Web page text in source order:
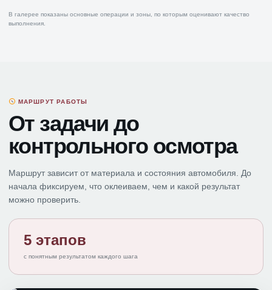
В галерее показаны основные операции и зоны, по которым оценивают качество
выполнения.
МАРШРУТ РАБОТЫ
От задачи до
контрольного осмотра
Маршрут зависит от материала и состояния автомобиля. До
начала фиксируем, что оклеиваем, чем и какой результат
можно проверить.
5 этапов
с понятным результатом каждого шага